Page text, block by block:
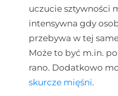
uczucie sztywności
intensywna gdy
przebywa w tej
Może to być m.in.
rano. Dodatkowo
skurcze mięśni.